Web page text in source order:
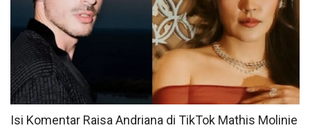
Isi Komentar Raisa Andriana di TikTok Mathis Molinie